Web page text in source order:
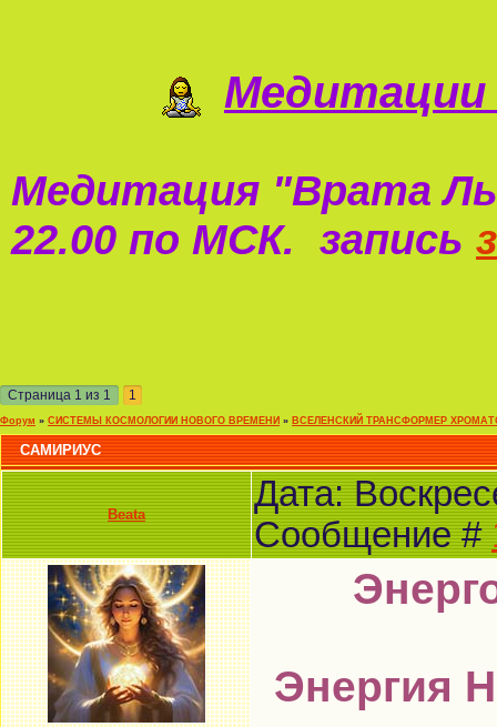
Медитации
Медитация "Врата
22.00 по МСК. запись
Страница 1 из 1 1
Форум » СИСТЕМЫ КОСМОЛОГИИ НОВОГО ВРЕМЕНИ » ВСЕЛЕНСКИЙ ТРАНСФОРМЕР
САМИРИУС
Beata
Дата:
Сообщение #
Энергия